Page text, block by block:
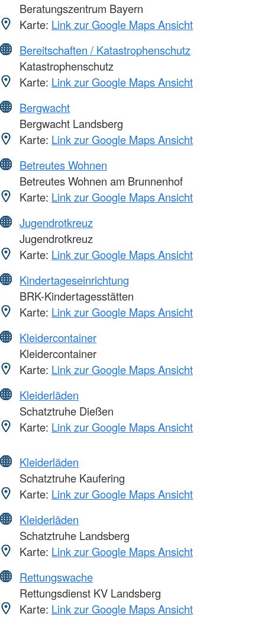
Beratungszentrum Bayern
Karte: Link zur Google Maps Ansicht
Bereitschaften / Katastrophenschutz
Katastrophenschutz
Karte: Link zur Google Maps Ansicht
Bergwacht
Bergwacht Landsberg
Karte: Link zur Google Maps Ansicht
Betreutes Wohnen
Betreutes Wohnen am Brunnenhof
Karte: Link zur Google Maps Ansicht
Jugendrotkreuz
Jugendrotkreuz
Karte: Link zur Google Maps Ansicht
Kindertageseinrichtung
BRK-Kindertagesstätten
Karte: Link zur Google Maps Ansicht
Kleidercontainer
Kleidercontainer
Karte: Link zur Google Maps Ansicht
Kleiderläden
Schatztruhe Dießen
Karte: Link zur Google Maps Ansicht
Kleiderläden
Schatztruhe Kaufering
Karte: Link zur Google Maps Ansicht
Kleiderläden
Schatztruhe Landsberg
Karte: Link zur Google Maps Ansicht
Rettungswache
Rettungsdienst KV Landsberg
Karte: Link zur Google Maps Ansicht